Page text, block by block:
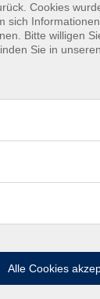
Cookies
sich
Bitte willigen
Sie in unseren
Alle Cookies